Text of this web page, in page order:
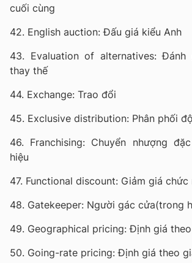
cuối cùng
42. English auction: Đấu giá kiểu Anh
43. Evaluation of alternatives:
thay thế
44. Exchange: Trao đổi
45. Exclusive distribution: Phân phối
46. Franchising: Chuyển nhượng
hiệu
47. Functional discount: Giảm giá chức
48. Gatekeeper: Người gác cửa(trong
49. Geographical pricing: Định giá
50. Going-rate pricing: Định giá theo